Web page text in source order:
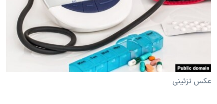
فرهنگ و زندگی
حقوق شهروندی
اسرائیل در جنگ
انتخابات ریاست جمهوری آمریکا ۲۰۲۴
حمله جمهوری اسلامی به اسرائیل
ورزش زنان در ایران
دنبال کنید
زبانهای مختلف
عکس تزئینی